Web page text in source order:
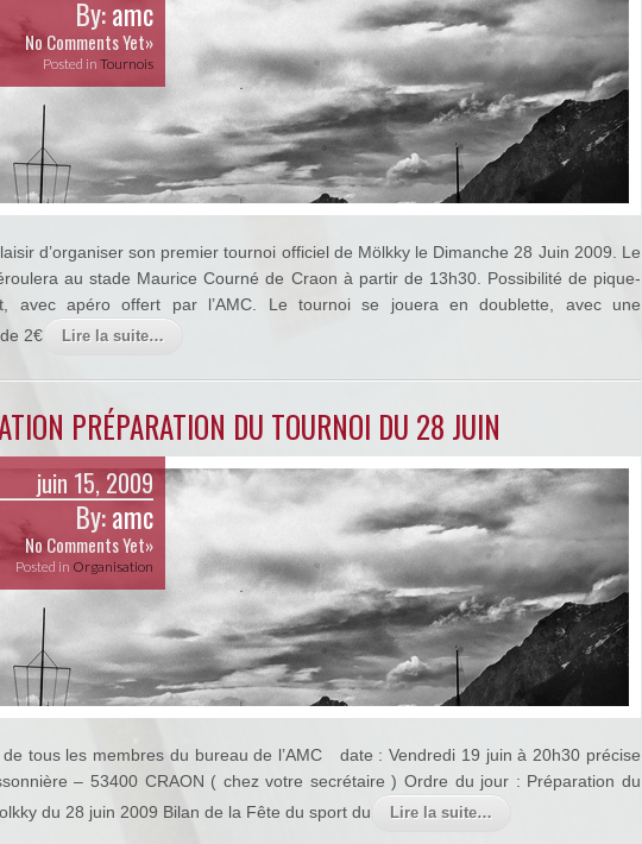
By:amc
No Comments Yet»
Posted in Tournois
d’organiser son premier tournoi officiel de Mölkky le Dimanche 28 Juin 2009. Le
au stade Maurice Courné de Craon à partir de 13h30. Possibilité de pique-
avec apéro offert par l’AMC. Le tournoi se jouera en doublette, avec une
2€
Lire la suite…
PRÉPARATION DU TOURNOI DU 28 JUIN
juin 15, 2009
By:amc
No Comments Yet»
Posted in Organisation
de tous les membres du bureau de l’AMC date : Vendredi 19 juin à 20h30 précise
– 53400 CRAON ( chez votre secrétaire ) Ordre du jour : Préparation du
du 28 juin 2009 Bilan de la Fête du sport du
Lire la suite…